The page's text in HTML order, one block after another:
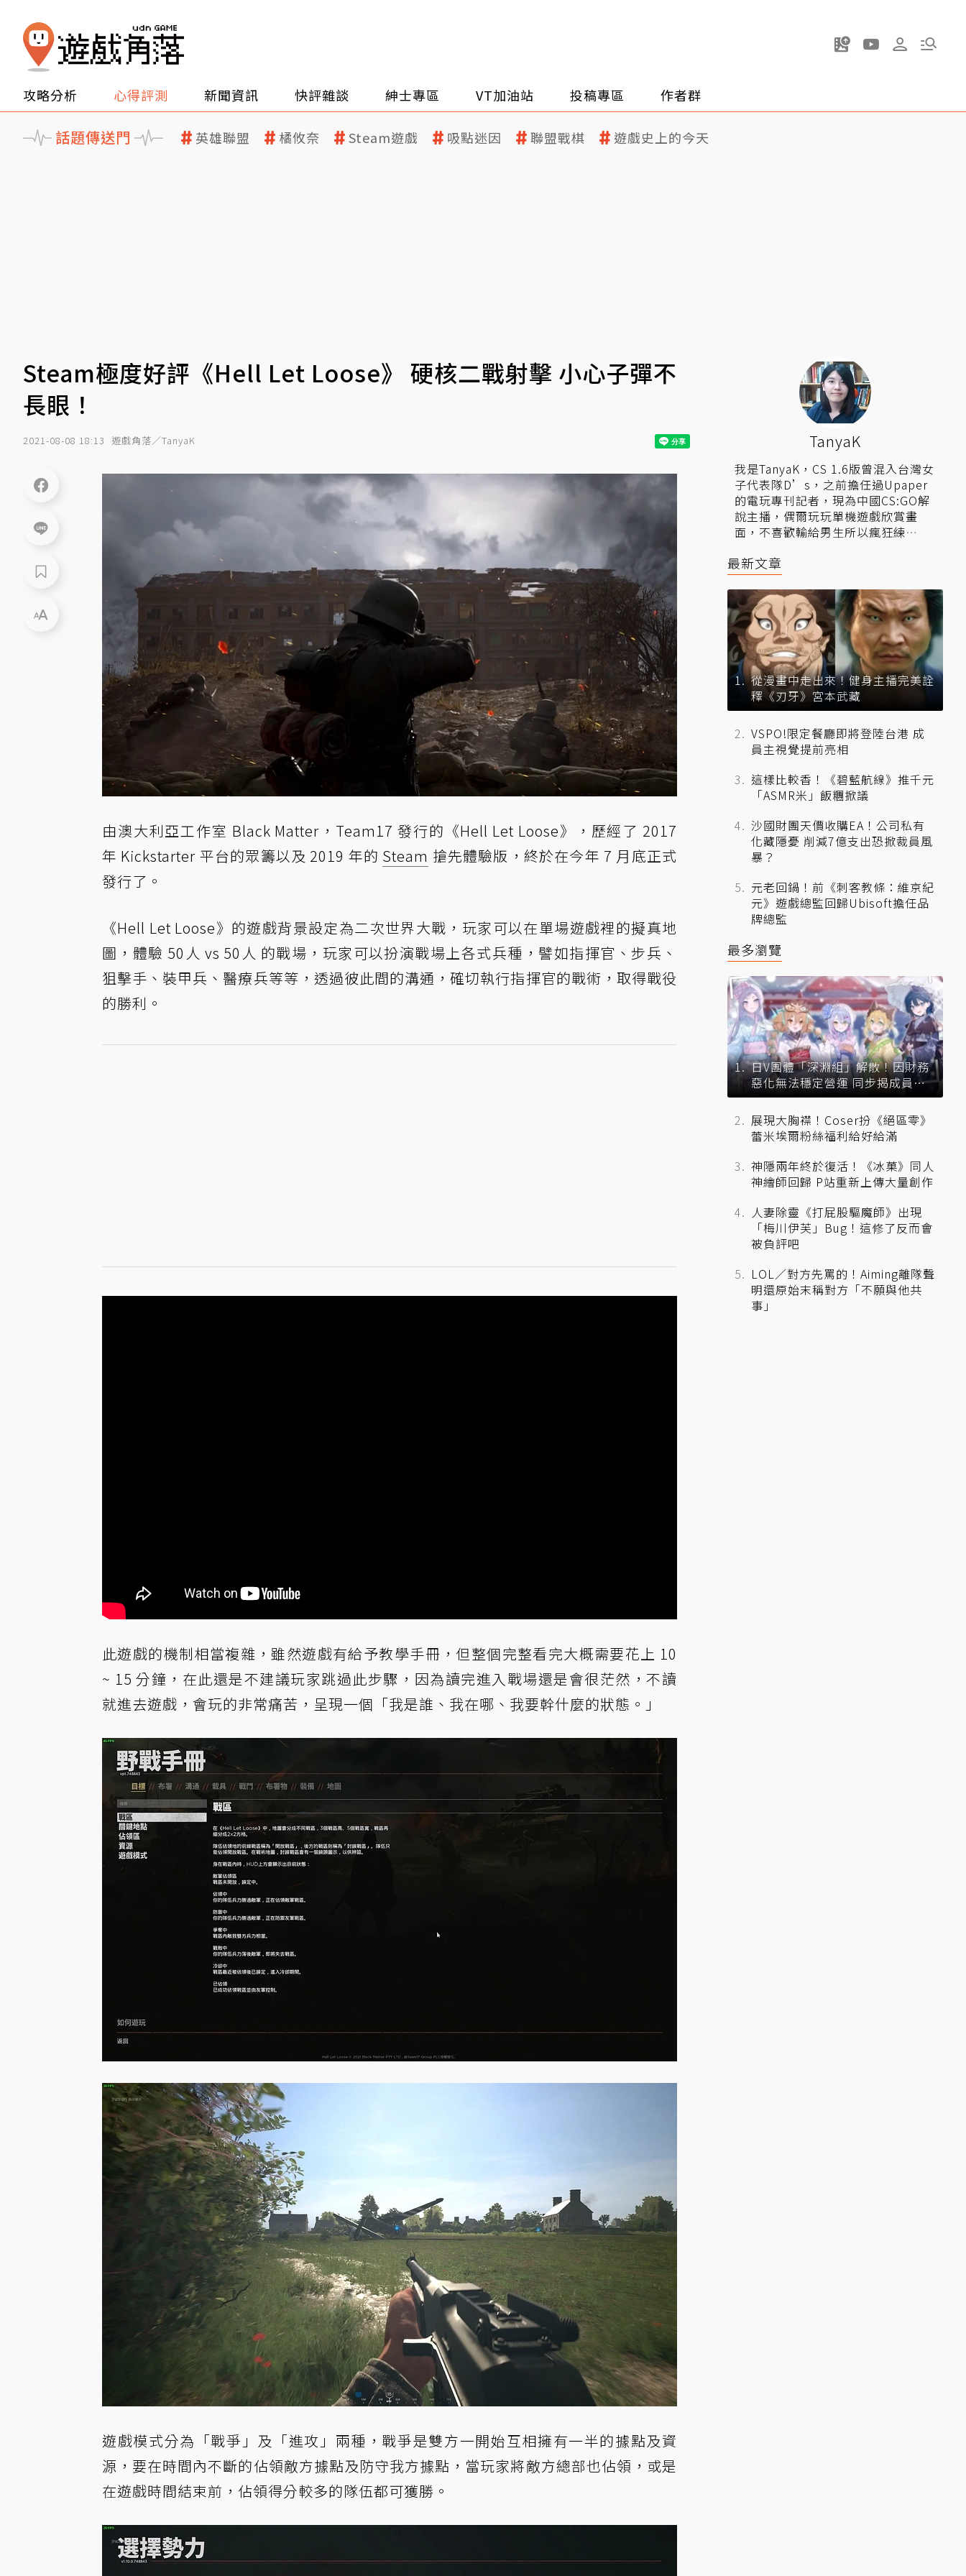
攻略分析 心得評測 新聞資訊 快評雜談 紳士專區 VT加油站 投稿專區 作者群
話題傳送門 英雄聯盟 橘攸奈 Steam遊戲 吸點迷因 聯盟戰棋 遊戲史上的今天
Steam極度好評《Hell Let Loose》 硬核二戰射擊 小心子彈不
長眼！
2021-08-08 18:13 遊戲角落／TanyaK
由澳大利亞工作室 Black Matter，Team17 發行的《Hell Let Loose》，歷經了 2017
年 Kickstarter 平台的眾籌以及 2019 年的 Steam 搶先體驗版，終於在今年 7 月底正式
發行了。
《Hell Let Loose》的遊戲背景設定為二次世界大戰，玩家可以在單場遊戲裡的擬真地
圖，體驗 50人 vs 50人 的戰場，玩家可以扮演戰場上各式兵種，譬如指揮官、步兵、
狙擊手、裝甲兵、醫療兵等等，透過彼此間的溝通，確切執行指揮官的戰術，取得戰役
的勝利。
此遊戲的機制相當複雜，雖然遊戲有給予教學手冊，但整個完整看完大概需要花上 10
~ 15 分鐘，在此還是不建議玩家跳過此步驟，因為讀完進入戰場還是會很茫然，不讀
就進去遊戲，會玩的非常痛苦，呈現一個「我是誰、我在哪、我要幹什麼的狀態。」
遊戲模式分為「戰爭」及「進攻」兩種，戰爭是雙方一開始互相擁有一半的據點及資
源，要在時間內不斷的佔領敵方據點及防守我方據點，當玩家將敵方總部也佔領，或是
在遊戲時間結束前，佔領得分較多的隊伍都可獲勝。
TanyaK
我是TanyaK，CS 1.6版曾混入台灣女
子代表隊D’s，之前擔任過Upaper
的電玩專刊記者，現為中國CS:GO解
說主播，偶爾玩玩單機遊戲欣賞畫
面，不喜歡輸給男生所以瘋狂練
▍相關連結：
況、Youtube頻道
最新文章
從漫畫中走出來！健身主播完美詮
釋《刃牙》宮本武藏
VSPO!限定餐廳即將登陸台港 成
員主視覺提前亮相
這樣比較香！《碧藍航線》推千元
「ASMR米」飯糰掀議
沙國財團天價收購EA！公司私有
化藏隱憂 削減7億支出恐掀裁員風
暴？
元老回鍋！前《刺客教條：維京紀
元》遊戲總監回歸Ubisoft擔任品
牌總監
最多瀏覽
日V團體「深淵組」解散！因財務
惡化無法穩定營運 同步揭成員未
來去向
展現大胸襟！Coser扮《絕區零》
蕾米埃爾粉絲福利給好給滿
神隱兩年終於復活！《冰菓》同人
神繪師回歸 P站重新上傳大量創作
人妻除靈《打屁股驅魔師》出現
「梅川伊芙」Bug！這修了反而會
被負評吧
LOL／對方先罵的！Aiming離隊聲
明還原始末稱對方「不願與他共
事」